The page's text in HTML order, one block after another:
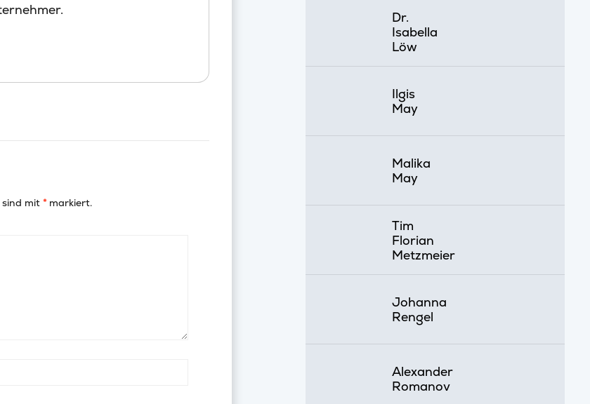
sind mit *markiert.
Dr.
Isabella
Löw
Ilgis
May
Malika
May
Tim
Florian
Metzmeier
Johanna
Rengel
Alexander
Romanov